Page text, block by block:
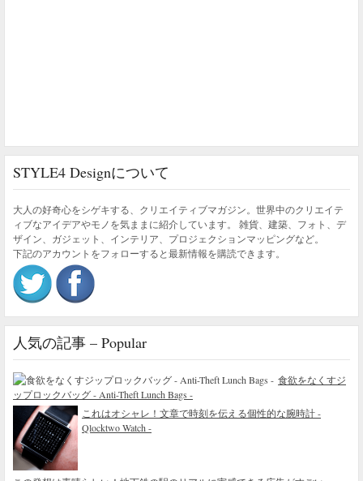
STYLE4 Designについて
大人の好奇心をシゲキする、クリエイティブマガジン。世界中のクリエイテ
ィブなアイデアやモノを気ままに紹介しています。 雑貨、建築、フォト、デ
ザイン、ガジェット、インテリア、プロジェクションマッピングなど。
下記のアカウントをフォローすると最新情報を購読できます。
人気の記事 – Popular
食欲をなくすジ
ップロックバッグ - Anti-Theft Lunch Bags -
これはオシャレ！文章で時刻を伝える個性的な腕時計 -
Qlocktwo Watch -